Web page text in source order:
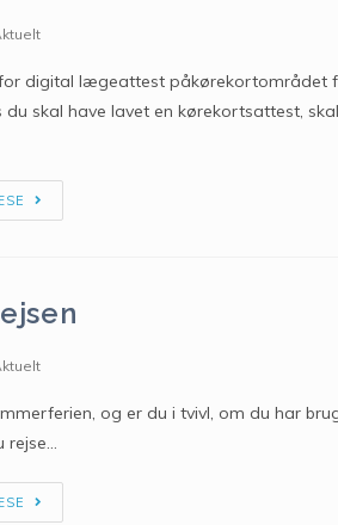
digital lægeattest påkørekortområdet
du skal have lavet en kørekortsattest,
og er du i tvivl, om du har
rejse…